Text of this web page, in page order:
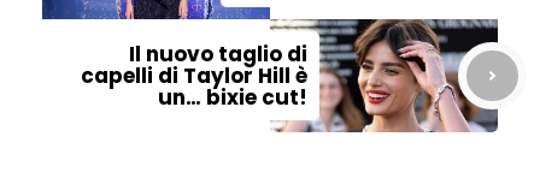
Il nuovo taglio di
capelli di Taylor Hill è
un… bixie cut!